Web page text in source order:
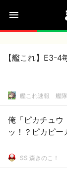
【艦これ】E3-4
艦これ速報 艦
俺「ピカチュ
ッ！？ピカピー
SS 森きのこ！